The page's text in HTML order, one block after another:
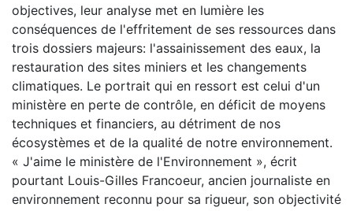
objectives, leur analyse met en lumière les
conséquences de l'effritement de ses ressources dans
trois dossiers majeurs: l'assainissement des eaux, la
restauration des sites miniers et les changements
climatiques. Le portrait qui en ressort est celui d'un
ministère en perte de contrôle, en déficit de moyens
techniques et financiers, au détriment de nos
écosystèmes et de la qualité de notre environnement.
« J'aime le ministère de l'Environnement », écrit
pourtant Louis-Gilles Francoeur, ancien journaliste en
environnement reconnu pour sa rigueur, son objectivité